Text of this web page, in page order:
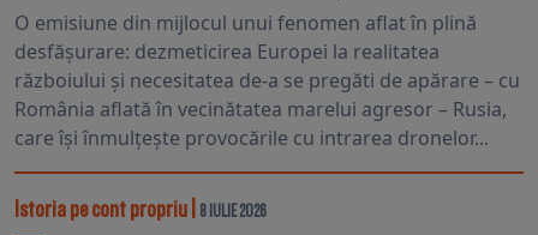
O emisiune din mijlocul unui fenomen aflat în plină
desfășurare: dezmeticirea Europei la realitatea
războiului și necesitatea de-a se pregăti de apărare – cu
România aflată în vecinătatea marelui agresor – Rusia,
care își înmulțește provocările cu intrarea dronelor...
Istoria pe cont propriu 8 IULIE 2026